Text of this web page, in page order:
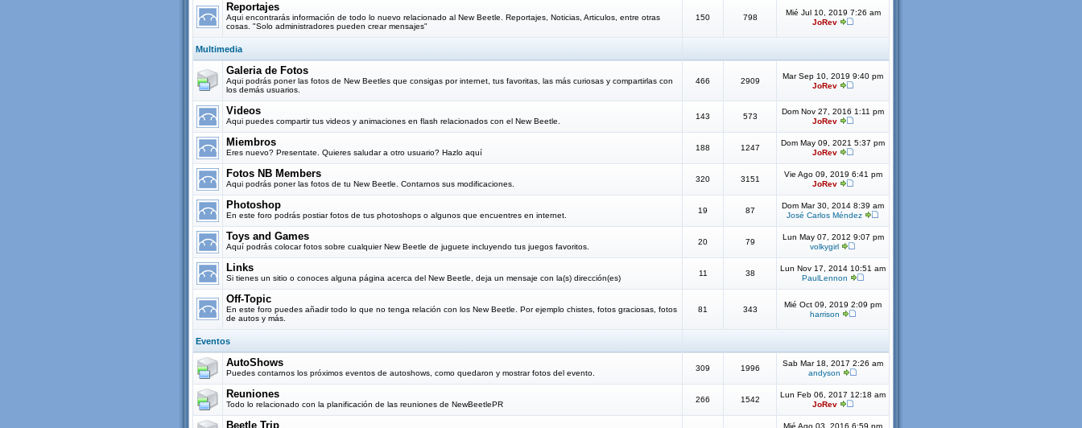
Reportajes
Aqui encontrarás información de todo lo nuevo relacionado al New Beetle. Reportajes, Noticias, Articulos, entre otras
cosas. "Solo administradores pueden crear mensajes"
150 798
Mié Jul 10, 2019 7:26 am
JoRev
Multimedia
Galeria de Fotos
Aqui podrás poner las fotos de New Beetles que consigas por internet, tus favoritas, las más curiosas y compartirlas con
los demás usuarios.
466 2909
Mar Sep 10, 2019 9:40 pm
JoRev
Videos
Aqui puedes compartir tus videos y animaciones en flash relacionados con el New Beetle.
143 573
Dom Nov 27, 2016 1:11 pm
JoRev
Miembros
Eres nuevo? Presentate. Quieres saludar a otro usuario? Hazlo aquí
188 1247
Dom May 09, 2021 5:37 pm
JoRev
Fotos NB Members
Aqui podrás poner las fotos de tu New Beetle. Contarnos sus modificaciones.
320 3151
Vie Ago 09, 2019 6:41 pm
JoRev
Photoshop
En este foro podrás postiar fotos de tus photoshops o algunos que encuentres en internet.
19 87
Dom Mar 30, 2014 8:39 am
José Carlos Méndez
Toys and Games
Aquí podrás colocar fotos sobre cualquier New Beetle de juguete incluyendo tus juegos favoritos.
20 79
Lun May 07, 2012 9:07 pm
volkygirl
Links
Si tienes un sitio o conoces alguna página acerca del New Beetle, deja un mensaje con la(s) dirección(es)
11 38
Lun Nov 17, 2014 10:51 am
PaulLennon
Off-Topic
En este foro puedes añadir todo lo que no tenga relación con los New Beetle. Por ejemplo chistes, fotos graciosas, fotos
de autos y más.
81 343
Mié Oct 09, 2019 2:09 pm
harrison
Eventos
AutoShows
Puedes contarnos los próximos eventos de autoshows, como quedaron y mostrar fotos del evento.
309 1996
Sab Mar 18, 2017 2:26 am
andyson
Reuniones
Todo lo relacionado con la planificación de las reuniones de NewBeetlePR
266 1542
Lun Feb 06, 2017 12:18 am
JoRev
Beetle Trip
Mié Ago 03, 2016 6:59 pm